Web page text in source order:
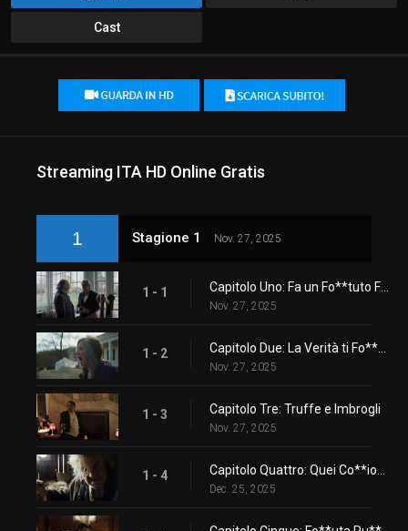
Cast
Streaming ITA HD Online Gratis
1 Stagione 1 Nov. 27, 2025
1 - 1
Nov. 27, 2025
1 - 2
Nov. 27, 2025
1 - 3 Capitolo Tre: Truffe e Imbrogli
Nov. 27, 2025
1 - 4
Dec. 25, 2025